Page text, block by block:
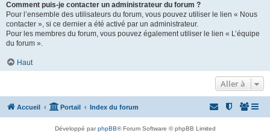
Comment puis-je contacter un administrateur du forum ?
Pour l’ensemble des utilisateurs du forum, vous pouvez utiliser le lien « Nous
contacter », si ce dernier a été activé par un administrateur.
Pour les membres du forum, vous pouvez également utiliser le lien « L’équipe
du forum ».
Haut
Aller à
Accueil Portail Index du forum
Développé parphpBB® Forum Software © phpBB Limited